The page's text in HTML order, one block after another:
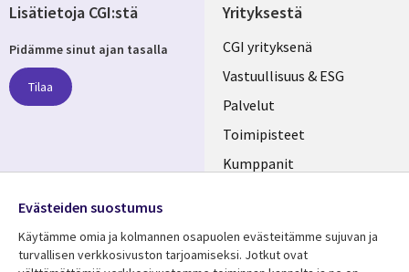
Yrityksestä
Useful
links
FINLAND
CGI yrityksenä
Vastuullisuus & ESG
Palvelut
Toimipisteet
Kumppanit
Lisätietoja CGI:stä
Pidämme sinut ajan tasalla
Tilaa
Media
FINLAND
Evästeiden suostumus
Käytämme omia ja kolmannen osapuolen evästeitämme sujuvan ja
turvallisen verkkosivuston tarjoamiseksi. Jotkut ovat